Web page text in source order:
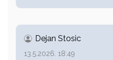
Dejan Stosic
13.5.2026. 18:49